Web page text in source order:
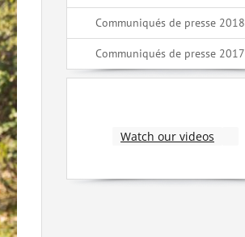
Communiqués de presse 2018
Communiqués de presse 2017
Watch our videos